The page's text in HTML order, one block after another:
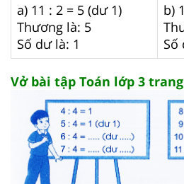
a) 11 : 2 = 5 (dư 1)
Thương là: 5
Số dư là: 1
b)
Số
Vở bài tập Toán lớp 3 trang